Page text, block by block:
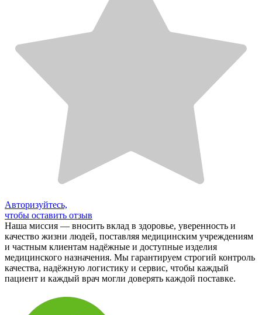
Авторизуйтесь,
чтобы оставить отзыв
Наша миссия — вносить вклад в здоровье, уверенность и
качество жизни людей, поставляя медицинским учреждениям
и частным клиентам надёжные и доступные изделия
медицинского назначения. Мы гарантируем строгий контроль
качества, надёжную логистику и сервис, чтобы каждый
пациент и каждый врач могли доверять каждой поставке.